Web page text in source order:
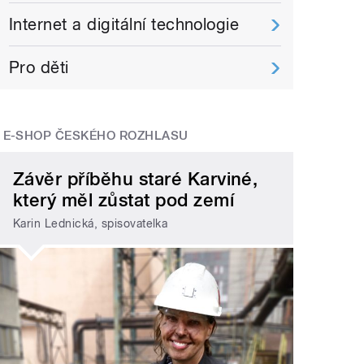
Internet a digitální technologie
Pro děti
E-SHOP ČESKÉHO ROZHLASU
Závěr příběhu staré Karviné,
který měl zůstat pod zemí
Karin Lednická, spisovatelka